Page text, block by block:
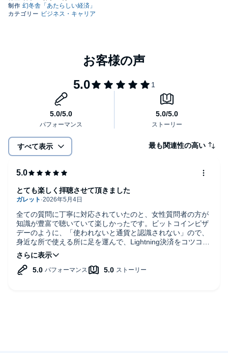
■出演
企業X：https://x.com/JBIinc_bitcoin
聞き手：「あたらしい経済」編集部 大津賀新也・髙橋知里
収録日：2026年4月17日
あたらしい経済：https://www.neweconomy.jp/
オープニング曲：小林未季©株式会社幻冬舎 (P)2026 Gentosha,
すべて表示 最も関連性の高い
全ての質問に丁寧に対応されていたのと、女性質問者の方が
知識が豊富で聴いていて楽しかったです。ビットコインピザ
デーのように、「使われないと通貨と認識されない」ので、
身近な所で使える所に足を運んで、Lightning決済をコツコツ
積み上げたいと思いました。
とても楽しく拝聴させて頂きました